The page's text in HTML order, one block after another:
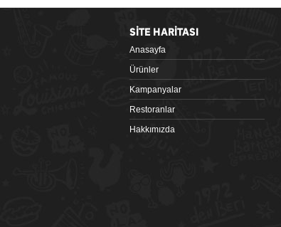
SİTE HARİTASI
Anasayfa
Ürünler
Kampanyalar
Restoranlar
Hakkımızda